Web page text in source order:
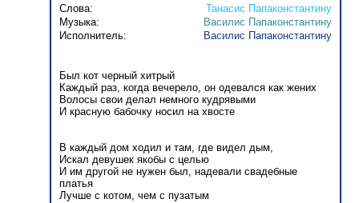
Слова:
Танасис Папаконстантину
Музыка:
Василис Папаконстантину
Исполнитель:
Василис Папаконстантину
Был кот черный хитрый
Каждый раз, когда вечерело, он одевался как жених
Волосы свои делал немного кудрявыми
И красную бабочку носил на хвосте
В каждый дом ходил и там, где видел дым,
Искал девушек якобы с целью
И им другой не нужен был, надевали свадебные
платья
Лучше с котом, чем с пузатым